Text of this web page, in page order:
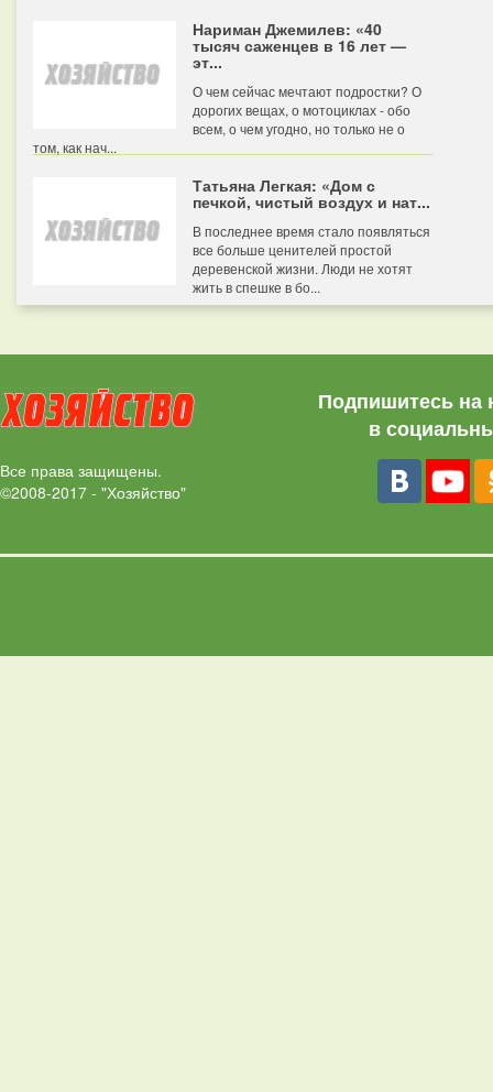
Нариман Джемилев: «40
тысяч саженцев в 16 лет —
эт...
О чем сейчас мечтают подростки? О
дорогих вещах, о мотоциклах - обо
всем, о чем угодно, но только не о
том, как нач...
Татьяна Легкая: «Дом с
печкой, чистый воздух и нат...
В последнее время стало появляться
все больше ценителей простой
деревенской жизни. Люди не хотят
жить в спешке в бо...
Все права защищены.
©2008-2017 - "Хозяйство"
Подпишитесь на
в